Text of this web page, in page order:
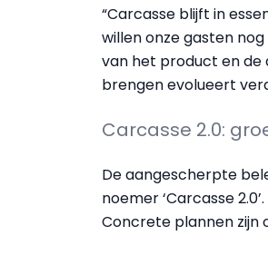
“Carcasse blijft in
willen onze gasten
van het product en
brengen evolueert
Carcasse 2.0:
De aangescherpte
noemer ‘Carcasse
Concrete plannen zijn